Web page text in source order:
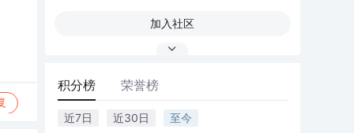
加入社区
积分榜 荣誉榜
近7日 近30日 至今